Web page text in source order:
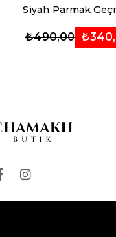
Siyah Parmak
₺490,00